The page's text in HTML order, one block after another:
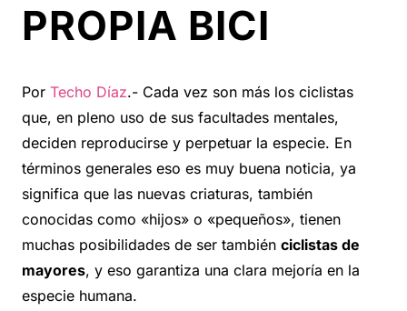
PROPIA BICI
Por Techo Díaz.- Cada vez son más los ciclistas
que, en pleno uso de sus facultades mentales,
deciden reproducirse y perpetuar la especie. En
términos generales eso es muy buena noticia, ya
significa que las nuevas criaturas, también
conocidas como «hijos» o «pequeños», tienen
muchas posibilidades de ser también ciclistas de
mayores, y eso garantiza una clara mejoría en la
especie humana.